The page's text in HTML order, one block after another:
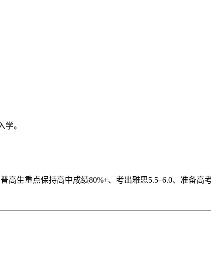
。
生重点保持高中成绩80%+、考出雅思5.5–6.0、准备高